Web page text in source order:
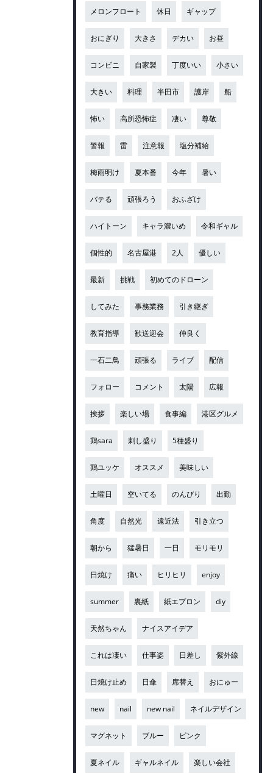
メロンフロート 休日 ギャップ
おにぎり 大きさ デカい お昼
コンビニ 自家製 丁度いい 小さい
大きい 料理 半田市 護岸 船
怖い 高所恐怖症 凄い 尊敬
警報 雷 注意報 塩分補給
梅雨明け 夏本番 今年 暑い
バテる 頑張ろう おふざけ
ハイトーン キャラ濃いめ 令和ギャル
個性的 名古屋港 2人 優しい
最新 挑戦 初めてのドローン
してみた 事務業務 引き継ぎ
教育指導 歓送迎会 仲良く
一石二鳥 頑張る ライブ 配信
フォロー コメント 太陽 広報
挨拶 楽しい場 食事編 港区グルメ
鶏sara 刺し盛り 5種盛り
鶏ユッケ オススメ 美味しい
土曜日 空いてる のんびり 出勤
角度 自然光 遠近法 引き立つ
朝から 猛暑日 一日 モリモリ
日焼け 痛い ヒリヒリ enjoy
summer 裏紙 紙エプロン diy
天然ちゃん ナイスアイデア
これは凄い 仕事姿 日差し 紫外線
日焼け止め 日傘 席替え おにゅー
new nail new nail ネイルデザイン
マグネット ブルー ピンク
夏ネイル ギャルネイル 楽しい会社